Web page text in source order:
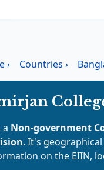
› Countries ›
a Non-government
. It's geographical
on the EIIN,